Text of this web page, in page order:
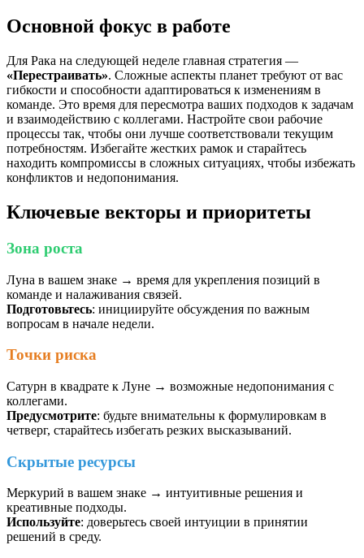
Основной фокус в работе
Для Рака на следующей неделе главная стратегия —
«Перестраивать». Сложные аспекты планет требуют от вас
гибкости и способности адаптироваться к изменениям в
команде. Это время для пересмотра ваших подходов к задачам
и взаимодействию с коллегами. Настройте свои рабочие
процессы так, чтобы они лучше соответствовали текущим
потребностям. Избегайте жестких рамок и старайтесь
находить компромиссы в сложных ситуациях, чтобы избежать
конфликтов и недопонимания.
Ключевые векторы и приоритеты
Зона роста
Луна в вашем знаке → время для укрепления позиций в
команде и налаживания связей.
Подготовьтесь: инициируйте обсуждения по важным
вопросам в начале недели.
Точки риска
Сатурн в квадрате к Луне → возможные недопонимания с
коллегами.
Предусмотрите: будьте внимательны к формулировкам в
четверг, старайтесь избегать резких высказываний.
Скрытые ресурсы
Меркурий в вашем знаке → интуитивные решения и
креативные подходы.
Используйте: доверьтесь своей интуиции в принятии
решений в среду.